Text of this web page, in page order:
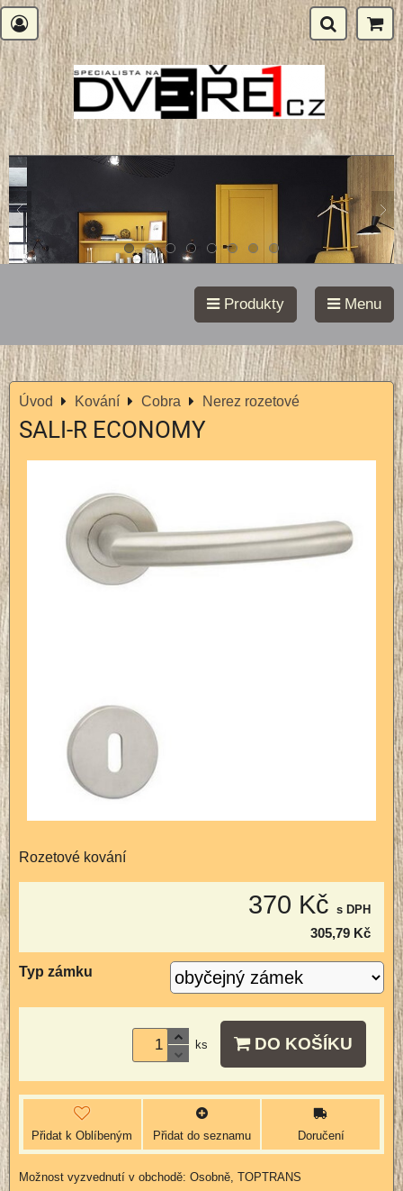
Produkty Menu
Úvod Kování Cobra Nerez rozetové
SALI-R ECONOMY
Rozetové kování
370 Kč s DPH
305,79 Kč
Typ zámku
ks DO KOŠÍKU
Přidat k Oblíbeným Přidat do seznamu Doručení
Osobně, TOPTRANS